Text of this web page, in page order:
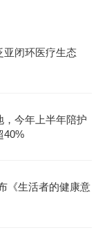
亚闭环医疗生态
，今年上半年陪护
40%
《生活者的健康意